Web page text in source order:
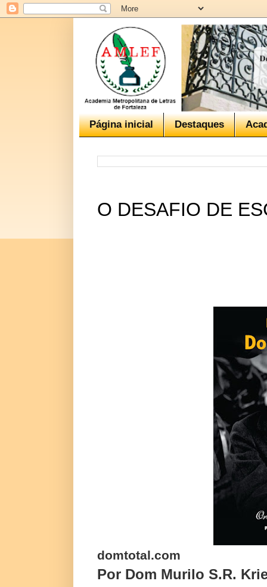
Página inicial Destaques
O DESAFIO DE
domtotal.com
Por Dom Murilo S.R.